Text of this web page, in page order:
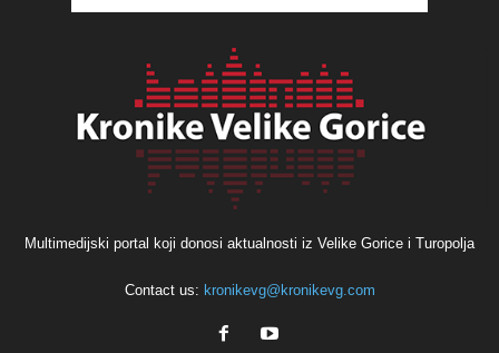
Multimedijski portal koji donosi aktualnosti iz Velike Gorice i Turopolja
Contact us: kronikevg@kronikevg.com